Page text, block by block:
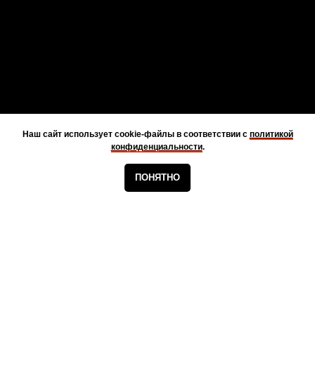
Наш сайт использует cookie-файлы в соответствии с политикой
конфиденциальности.
ПОНЯТНО
КАТАЛОГ КОНТАКТЫ